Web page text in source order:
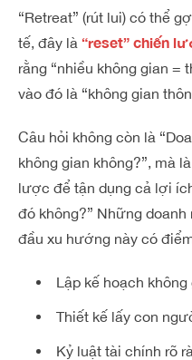
“Retreat” (rút lui) có thể
tế, đây là “reset” chiến
rằng “nhiều không gian =
vào đó là “không gian
Câu hỏi không còn là
không gian không?”, mà
lược để tận dụng cả lợi
đó không?” Những doanh
đầu xu hướng này có
Lập kế hoạch
Thiết kế lấy con
Kỷ luật tài chính rõ